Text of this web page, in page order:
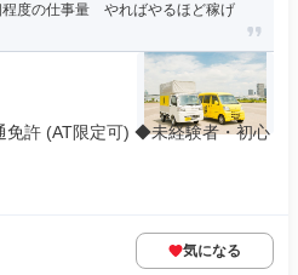
程度の仕事量 やればやるほど稼げ
許 (AT限定可) ◆未経験者・初心
気になる